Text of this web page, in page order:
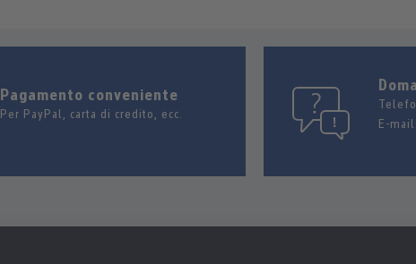
Pagamento conveniente
Per PayPal, carta di credito, ecc.
E-mail: